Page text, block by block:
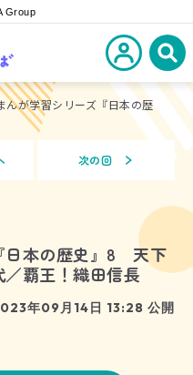
Group
新規会員登
検
んが学習シリーズ『日本の歴
次の回
日本の歴史』8 天下
覇王！織田信長
年09月14日 13:28 公開